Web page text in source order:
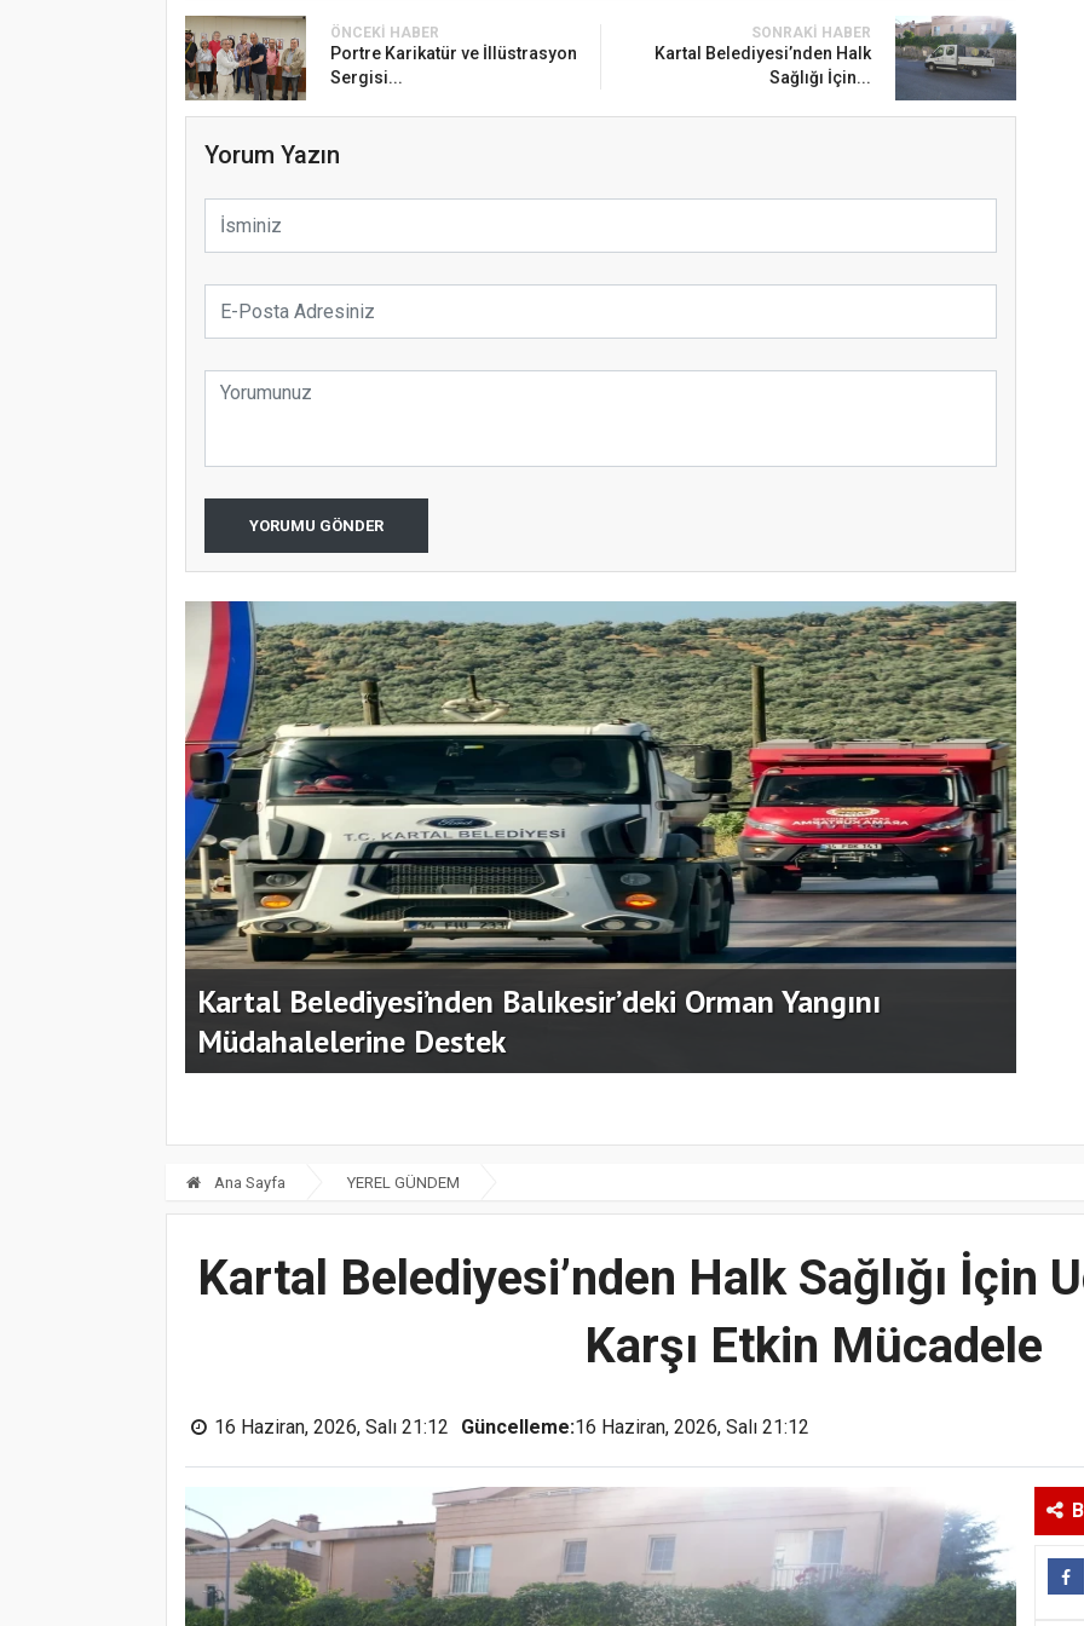
ÖNCEKI HABER
Portre Karikatür ve İllüstrasyon
Sergisi...
SONRAKI HABER
Kartal Belediyesi’nden Halk
Sağlığı İçin...
Yorum Yazın
YORUMU GÖNDER
Kartal'da Ritimin Dansı Gecesi Büyük Beğeni Topladı.
Ana Sayfa YEREL GÜNDEM
Kartal Belediyesi’nden Halk Sağlığı İçin
Karşı Etkin Mücadele
16 Haziran, 2026, Salı 21:12 Güncelleme:16 Haziran, 2026, Salı 21:12